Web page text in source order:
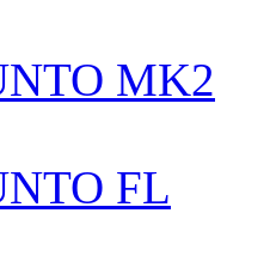
MK2
FL